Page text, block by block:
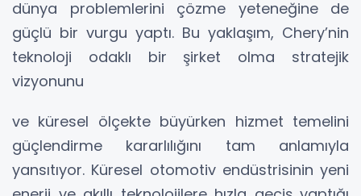
dünya problemlerini çözme yeteneğine de
güçlü bir vurgu yaptı. Bu yaklaşım, Chery’nin
teknoloji odaklı bir şirket olma stratejik
vizyonunu
ve küresel ölçekte büyürken hizmet temelini
güçlendirme kararlılığını tam anlamıyla
yansıtıyor. Küresel otomotiv endüstrisinin yeni